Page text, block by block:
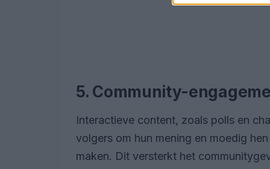
5. Community-
Interactieve content, zoals polls en
volgers om hun mening en moedig
maken. Dit versterkt het